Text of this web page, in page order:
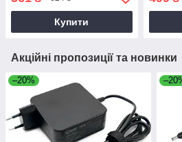
Купити
Акційні пропозиції та новинки
–20%